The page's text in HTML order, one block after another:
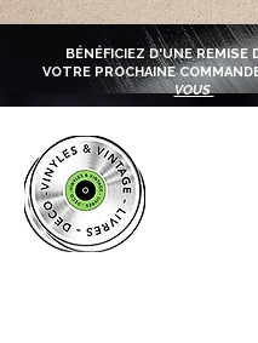
BÉNÉFICIEZ D'UNE REMISE
VOTRE PROCHAINE
VOUS